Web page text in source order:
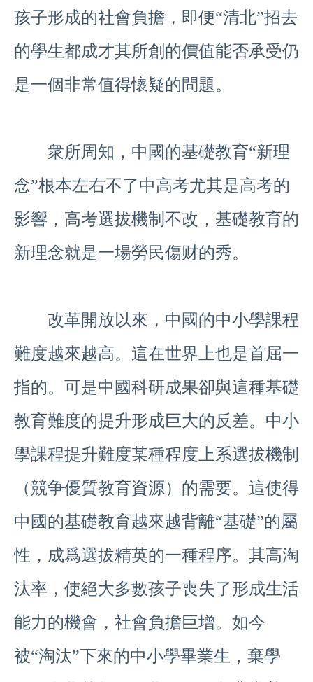
孩子形成的社會負擔，即便“清北”招去
的學生都成才其所創的價值能否承受仍
是一個非常值得懷疑的問題。
衆所周知，中國的基礎教育“新理
念”根本左右不了中高考尤其是高考的
影響，高考選拔機制不改，基礎教育的
新理念就是一場勞民傷财的秀。
改革開放以來，中國的中小學課程
難度越來越高。這在世界上也是首屈一
指的。可是中國科研成果卻與這種基礎
教育難度的提升形成巨大的反差。中小
學課程提升難度某種程度上系選拔機制
（競争優質教育資源）的需要。這使得
中國的基礎教育越來越背離“基礎”的屬
性，成爲選拔精英的一種程序。其高淘
汰率，使絕大多數孩子喪失了形成生活
能力的機會，社會負擔巨增。如今
被“淘汰”下來的中小學畢業生，棄學